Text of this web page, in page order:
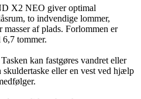
X2 NEO giver optimal
to indvendige lommer,
af plads. Forlommen er
tommer.
kan fastgøres vandret eller
eller en vest ved hjælp